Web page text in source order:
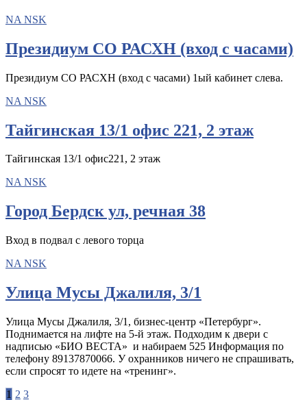
NA NSK
Президиум СО РАСХН (вход с часами)
Президиум СО РАСХН (вход с часами) 1ый кабинет слева.
NA NSK
Тайгинская 13/1 офис 221, 2 этаж
Тайгинская 13/1 офис221, 2 этаж
NA NSK
Город Бердск ул, речная 38
Вход в подвал с левого торца
NA NSK
Улица Мусы Джалиля, 3/1
Улица Мусы Джалиля, 3/1,​ бизнес-центр «Петербург».
Поднимается на лифте на 5-й этаж. Подходим к двери с
надписью «БИО ВЕСТА» и набираем 525 Информация по
телефону 89137870066. У охранников ничего не спрашивать,
если спросят то идете на «тренинг».
1 2 3